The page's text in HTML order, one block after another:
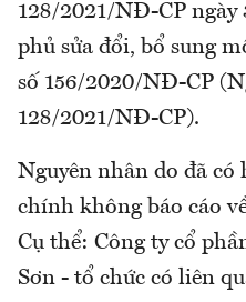
128/2021/NĐ-CP ngày
phủ sửa đổi, bổ sung
số 156/2020/NĐ-CP
128/2021/NĐ-CP).
Nguyên nhân do đã
chính không báo cáo
Cụ thể: Công ty cổ
Sơn - tổ chức có liên